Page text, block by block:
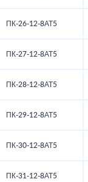
ПК-26-12-8АТ5
ПК-27-12-8АТ5
ПК-28-12-8АТ5
ПК-29-12-8АТ5
ПК-30-12-8АТ5
ПК-31-12-8АТ5